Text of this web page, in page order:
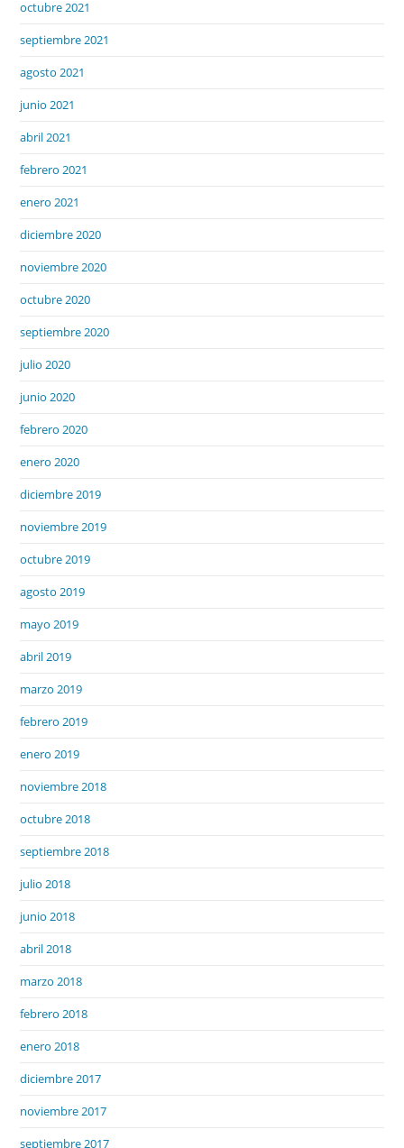
octubre 2021
septiembre 2021
agosto 2021
junio 2021
abril 2021
febrero 2021
enero 2021
diciembre 2020
noviembre 2020
octubre 2020
septiembre 2020
julio 2020
junio 2020
febrero 2020
enero 2020
diciembre 2019
noviembre 2019
octubre 2019
agosto 2019
mayo 2019
abril 2019
marzo 2019
febrero 2019
enero 2019
noviembre 2018
octubre 2018
septiembre 2018
julio 2018
junio 2018
abril 2018
marzo 2018
febrero 2018
enero 2018
diciembre 2017
noviembre 2017
septiembre 2017